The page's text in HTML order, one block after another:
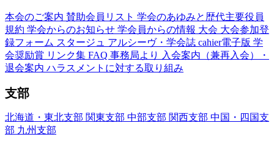
本会のご案内 賛助会員リスト 学会のあゆみと歴代主要役員
規約 学会からのお知らせ 学会員からの情報 大会 大会参加登
録フォーム スタージュ アルシーヴ・学会誌 cahier電子版 学
会奨励賞 リンク集 FAQ 事務局より
入会案内（兼再入会）・
退会案内 ハラスメントに対する取り組み
支部
北海道・東北支部 関東支部 中部支部 関西支部 中国・四国支
部 九州支部